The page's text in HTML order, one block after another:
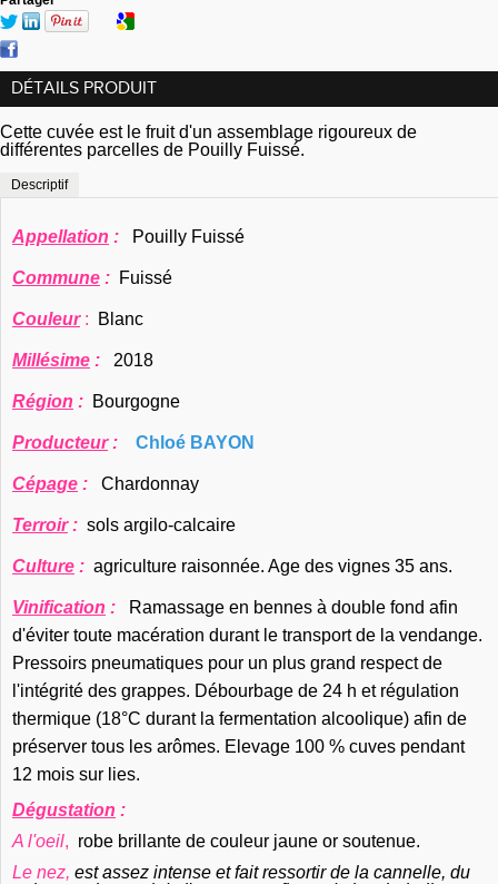
DÉTAILS PRODUIT
Cette cuvée est le fruit d'un assemblage rigoureux de
différentes parcelles de Pouilly Fuissé.
Descriptif
Appellation : Pouilly Fuissé
Commune : Fuissé
Couleur : Blanc
Millésime : 2018
Région : Bourgogne
Producteur: Chloé BAYON
Cépage : Chardonnay
Terroir: sols argilo-calcaire
Culture : agriculture raisonnée. Age des vignes 35 ans.
Vinification :
Ramassage en bennes à double fond afin
d'éviter toute macération durant le transport de la vendange.
Pressoirs pneumatiques pour un plus grand respect de
l'intégrité des grappes. Débourbage de 24 h et régulation
thermique (18°C durant la fermentation alcoolique) afin de
préserver tous les arômes. Elevage 100 % cuves pendant
12 mois sur lies.
Dégustation :
A l'oeil, robe brillante de couleur jaune or soutenue.
Le nez, est assez intense et fait ressortir de la cannelle, du